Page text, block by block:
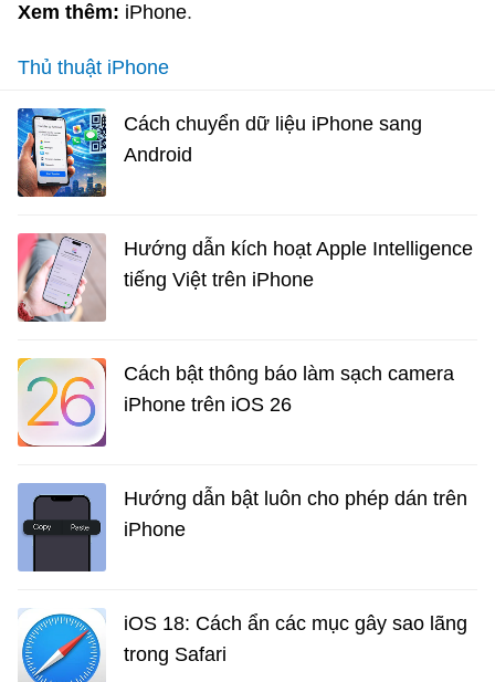
Xem thêm: iPhone
Thủ thuật iPhone
Cách chuyển dữ liệu iPhone sang
Android
Hướng dẫn kích hoạt Apple Intelligence
tiếng Việt trên iPhone
Cách bật thông báo làm sạch camera
iPhone trên iOS 26
Hướng dẫn bật luôn cho phép dán trên
iPhone
iOS 18: Cách ẩn các mục gây sao lãng
trong Safari